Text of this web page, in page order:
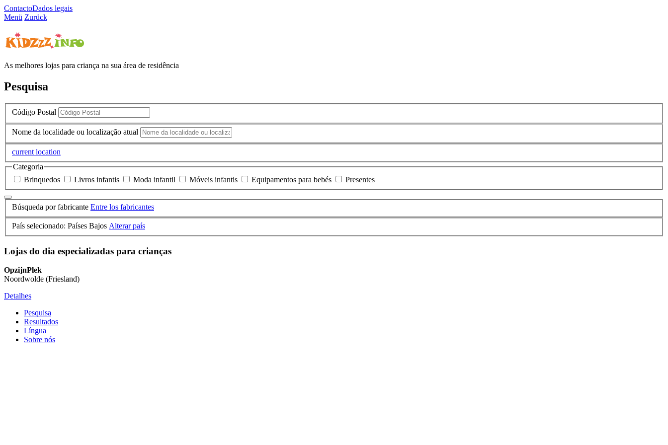
ContactoDados legais
Menü Zurück
As melhores lojas para criança na sua área de residência
Pesquisa
Código Postal
Nome da localidade ou localização atual
current location
Categoria
Brinquedos
Livros infantis Moda infantil Móveis infantis Equipamentos para bebés Presentes
Búsqueda por fabricante Entre los fabricantes
País selecionado: Países Bajos Alterar país
Lojas do dia especializadas para crianças
OpzijnPlek
Noordwolde (Friesland)
Detalhes
Pesquisa
Resultados
Língua
Sobre nós